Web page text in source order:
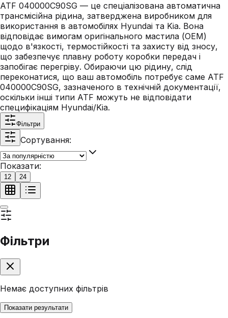
ATF 040000C90SG — це спеціалізована автоматична
трансмісійна рідина, затверджена виробником для
використання в автомобілях Hyundai та Kia. Вона
відповідає вимогам оригінального мастила (OEM)
щодо в'язкості, термостійкості та захисту від зносу,
що забезпечує плавну роботу коробки передач і
запобігає перегріву. Обираючи цю рідину, слід
переконатися, що ваш автомобіль потребує саме ATF
040000C90SG, зазначеного в технічній документації,
оскільки інші типи ATF можуть не відповідати
специфікаціям Hyundai/Kia.
Фільтри
Сортування:
Показати:
12 24
Фільтри
Немає доступних фільтрів
Показати результати